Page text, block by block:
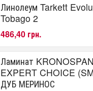
Линолеум Tarkett
Tobago 2
486,40 грн.
Ламинат KRONOSPAN
EXPERT CHOICE
ДУБ МЕРИНОС